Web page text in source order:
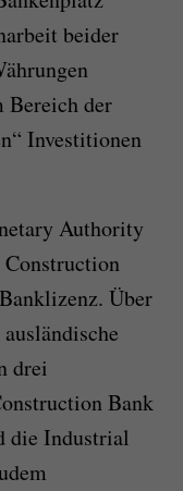
beider
Bereich der
Investitionen
Authority
Über
drei
Bank
die Industrial